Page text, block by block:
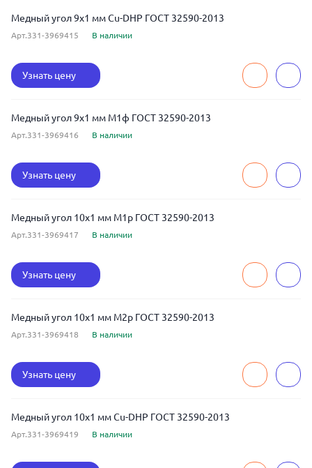
Медный угол 9x1 мм Cu-DHP ГОСТ 32590-2013
Арт.331-3969415 В наличии
Узнать цену
Медный угол 9x1 мм М1ф ГОСТ 32590-2013
Арт.331-3969416 В наличии
Узнать цену
Медный угол 10x1 мм М1р ГОСТ 32590-2013
Арт.331-3969417 В наличии
Узнать цену
Медный угол 10x1 мм М2р ГОСТ 32590-2013
Арт.331-3969418 В наличии
Узнать цену
Медный угол 10x1 мм Cu-DHP ГОСТ 32590-2013
Арт.331-3969419 В наличии